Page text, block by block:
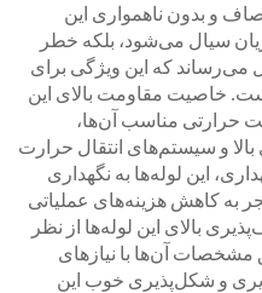
و بدون ناهمواری این
سیال می‌شود، بلکه خطر
می‌رساند که این ویژگی برای
خاصیت مقاومت بالای این
حرارتی مناسب آن‌ها،
بالا و سیستم‌های انتقال حرارت
این لوله‌ها به نگهداری
به کاهش هزینه‌های عملیاتی
بالای این لوله‌ها از نظر
آن‌ها با نیازهای
و شکل‌پذیری خوب این